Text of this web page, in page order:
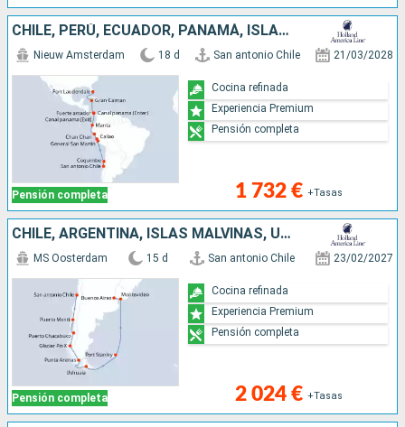
CHILE, PERÚ, ECUADOR, PANAMÁ, ISLAS CAIMÁN, ESTADOS UNIDOS
Pensión completa
Nieuw Amsterdam 18 d San antonio Chile 21/03/2028
1 732 € +Tasas
Cocina refinada
Experiencia Premium
Pensión completa
CHILE, ARGENTINA, ISLAS MALVINAS, URUGUAY
Pensión completa
MS Oosterdam 15 d San antonio Chile 23/02/2027
2 024 € +Tasas
Cocina refinada
Experiencia Premium
Pensión completa